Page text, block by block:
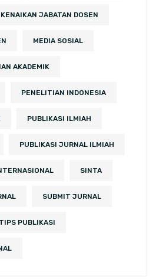
KENAIKAN JABATAN DOSEN
MEDIA SOSIAL
AKADEMIK
PENELITIAN INDONESIA
PUBLIKASI ILMIAH
PUBLIKASI JURNAL ILMIAH
SINTA
SUBMIT JURNAL
TIPS PUBLIKASI